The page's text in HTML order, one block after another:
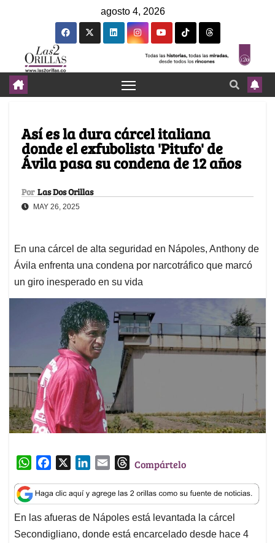
agosto 4, 2026
Así es la dura cárcel italiana
donde el exfubolista 'Pitufo' de
Ávila pasa su condena de 12 años
Por Las Dos Orillas
MAY 26, 2025
En una cárcel de alta seguridad en Nápoles, Anthony de
Ávila enfrenta una condena por narcotráfico que marcó
un giro inesperado en su vida
W
a
t
s
A
c
e
b
o
n
k
e
d
a
i
l
T
r
e
a
d
Compártelo
En las afueras de Nápoles está levantada la cárcel
Secondigliano, donde está encarcelado desde hace 4